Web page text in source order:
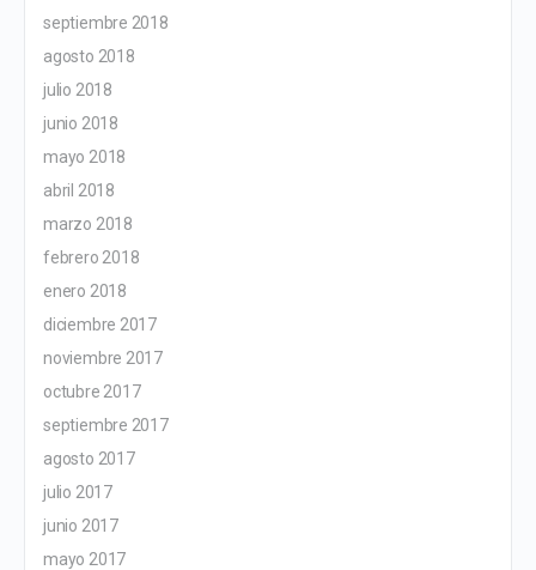
septiembre 2018
agosto 2018
julio 2018
junio 2018
mayo 2018
abril 2018
marzo 2018
febrero 2018
enero 2018
diciembre 2017
noviembre 2017
octubre 2017
septiembre 2017
agosto 2017
julio 2017
junio 2017
mayo 2017